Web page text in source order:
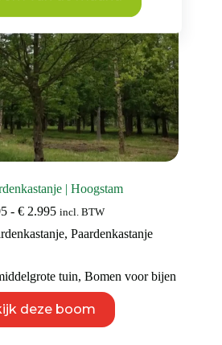
| Hoogstam
- €2.995Prijsklasse:
tot
incl. BTW
,Paardenkastanje
tuin,Bomen voor bijen
deze boom
product
heeft